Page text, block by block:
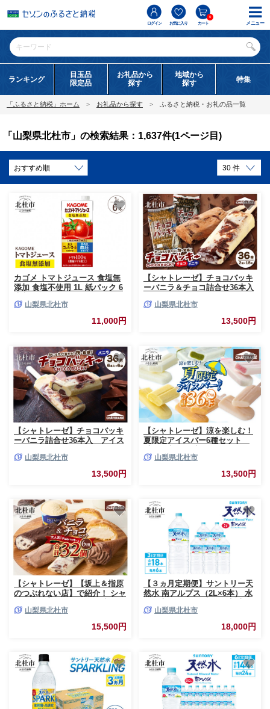
ログイン お気に入り カート
0
ランキング
目玉品
限定品
お礼品から
探す
地域から
探す
特集
「ふるさと納税」ホーム お礼品から探す ふるさと納税・お礼の品一覧
「山梨県北杜市」の検索結果：1,637件(1ページ目)
カゴメ トマトジュース 食塩無
添加 食塩不使用 1L 紙パック 6
GABA 紙パック 無添加 ストレ
ートパック製法 健康志向 飲料
山梨県北杜市
11,000円
【シャトレーゼ】チョコバッキ
ーバニラ＆チョコ詰合せ36本入
イス セット 人気 15000円 以内
山梨県北杜市
13,500円
【シャトレーゼ】チョコバッキ
ーバニラ詰合せ36本入 アイス
ト 人気 15000円 以内
山梨県北杜市
13,500円
【シャトレーゼ】涼を楽しむ！
夏限定アイスバー6種セット
アイスバー かき氷バー 果実食
感バー スイーツ 食べ比べ セッ
山梨県北杜市
13,500円
【シャトレーゼ】【坂上＆指原
のつぶれない店】で紹介！ シャ
バニラ＆チョコアイスバラエテ
ィセット 食べ比べ 北海道 カッ
プ アイスクリーム 詰め合わせ
山梨県北杜市
15,500円
【３ヵ月定期便】サントリー天
然水 南アルプス（2L×6本） 水
ルプス ナチュラル ミネラルウ
ォーター 定期便 白州 名水百選
山梨県北杜市
18,000円
メニュー